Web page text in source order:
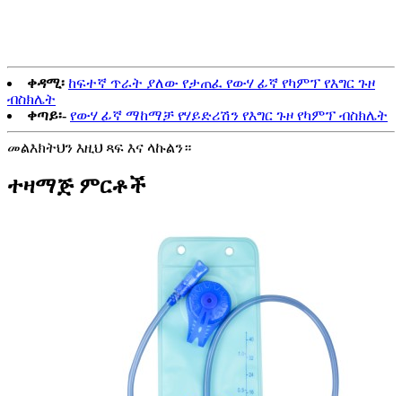
ቀዳሚ፡ ከፍተኛ ጥራት ያለው የታጠፈ የውሃ ፊኛ የካምፕ የእግር ጉዞ
ብስክሌት
ቀጣይ፡- የውሃ ፊኛ ማከማቻ የሃይድሪሽን የእግር ጉዞ የካምፕ ብስክሌት
መልእክትህን እዚህ ጻፍ እና ላኩልን።
ተዛማጅ ምርቶች